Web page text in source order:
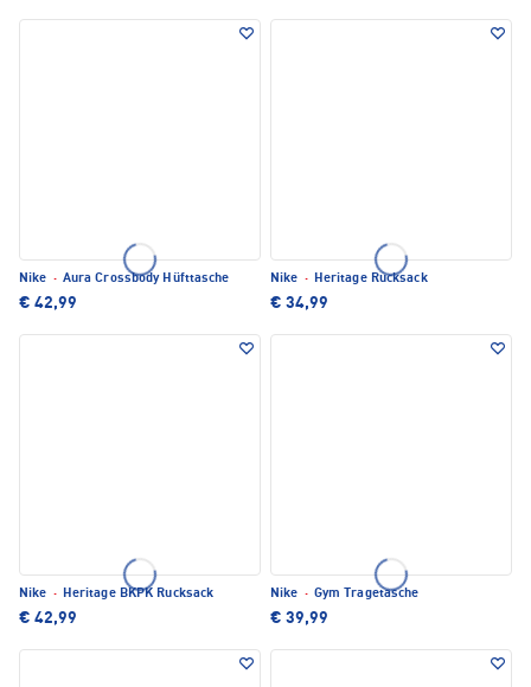
Nike · Aura Crossbody Hüfttasche
€ 42,99
Nike · Heritage Rucksack
€ 34,99
Nike · Heritage BKPK Rucksack
€ 42,99
Nike · Gym Tragetasche
€ 39,99